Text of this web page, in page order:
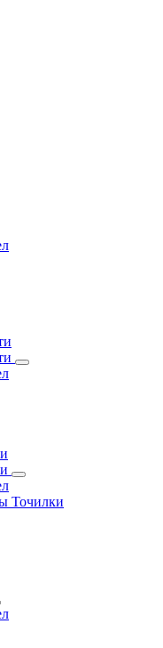
Точилки